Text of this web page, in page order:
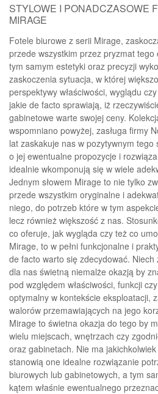
STYLOWE I PONADCZASOWE
MIRAGE
Fotele biurowe z serii Mirage,
przede wszystkim przez pryzmat
tym samym estetyki oraz precyzji
zaskoczenia sytuacja, w której
perspektywy właściwości, wyglądu
jakie de facto sprawiają, iż
gabinetowe warte swojej ceny.
wspomniano powyżej, zasługa firmy
lat zaskakuje nas w pozytywnym tego
o jej ewentualne propozycje i
idealnie wkomponują się w wiele
Jednym słowem Mirage to nie tylko
przede wszystkim oryginalne i
niego, do potrzeb które w tym
lecz również większość z nas.
co oferuje, jak wygląda czy też co
Mirage, to w pełni funkcjonalne i
de facto warto się zdecydować.
dla nas świetną niemalże okazją by
pod względem właściwości, funkcji
optymalny w kontekście eksploatacji,
walorów przemawiających na jego
Mirage to świetna okazja do tego by
wielu miejscach, wnętrzach czy
oraz gabinetach. Nie ma
stanowią one idealne rozwiązanie
biurowych lub gabinetowych, a tym
kątem właśnie ewentualnego